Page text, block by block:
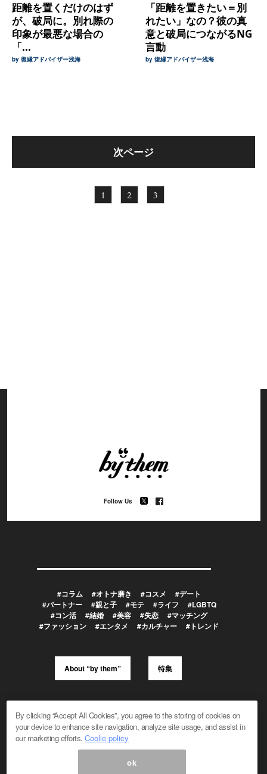
距離を置くだけのはず
が、破局に。別れ際の
印象が最悪な場合の
「...
by 復縁アドバイザー浅海
「距離を置きたい＝別
れたい」なの？彼の真
意と破局につながるNG
言動
by 復縁アドバイザー浅海
次ページ
1 2 3
Follow Us
#コラム #オトナ磨き #コスメ
#デート
#パートナー
#親と子 #モテ #ライフ
#LGBTQ
#コン活
#結婚 #美容 #失恋
#マッチング
#ファッション
#エンタメ #カルチャー #トレンド
About “by them” 特集
編集部へのお問い合わせ
プレスリリース受付
メディア利用規約
By clicking “Accept All Cookies”, you agree to the storing of cookies on
your device to enhance site navigation, analyze site usage, and assist in
our marketing efforts.Coolie policy
ok